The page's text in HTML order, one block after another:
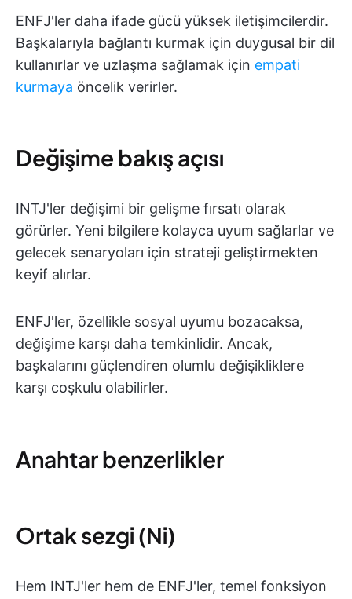
ENFJ'ler daha ifade gücü yüksek iletişimcilerdir.
Başkalarıyla bağlantı kurmak için duygusal bir dil
kullanırlar ve uzlaşma sağlamak için empati
kurmaya öncelik verirler.
Değişime bakış açısı
INTJ'ler değişimi bir gelişme fırsatı olarak
görürler. Yeni bilgilere kolayca uyum sağlarlar ve
gelecek senaryoları için strateji geliştirmekten
keyif alırlar.
ENFJ'ler, özellikle sosyal uyumu bozacaksa,
değişime karşı daha temkinlidir. Ancak,
başkalarını güçlendiren olumlu değişikliklere
karşı coşkulu olabilirler.
Anahtar benzerlikler
Ortak sezgi (Ni)
Hem INTJ'ler hem de ENFJ'ler, temel fonksiyon